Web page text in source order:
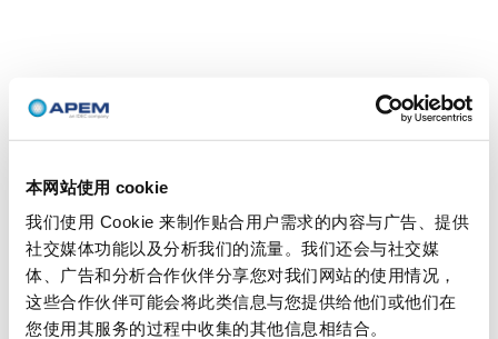
本网站使用 cookie
我们使用 Cookie 来制作贴合用户需求的内容与广告、提供
社交媒体功能以及分析我们的流量。我们还会与社交媒
体、广告和分析合作伙伴分享您对我们网站的使用情况，
这些合作伙伴可能会将此类信息与您提供给他们或他们在
您使用其服务的过程中收集的其他信息相结合。